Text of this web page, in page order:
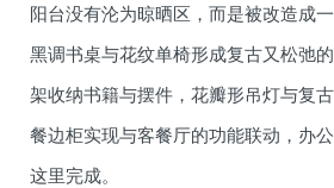
阳台没有沦为晾晒区，而是被改造成
黑调书桌与花纹单椅形成复古又松弛
架收纳书籍与摆件，花瓣形吊灯与复
餐边柜实现与客餐厅的功能联动，办
这里完成。